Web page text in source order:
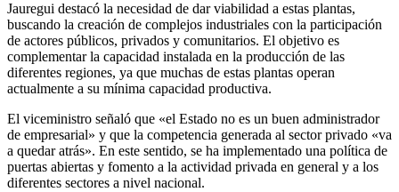
Jauregui destacó la necesidad de dar viabilidad a estas plantas,
buscando la creación de complejos industriales con la participación
de actores públicos, privados y comunitarios. El objetivo es
complementar la capacidad instalada en la producción de las
diferentes regiones, ya que muchas de estas plantas operan
actualmente a su mínima capacidad productiva.
El viceministro señaló que «el Estado no es un buen administrador
de empresarial» y que la competencia generada al sector privado «va
a quedar atrás». En este sentido, se ha implementado una política de
puertas abiertas y fomento a la actividad privada en general y a los
diferentes sectores a nivel nacional.